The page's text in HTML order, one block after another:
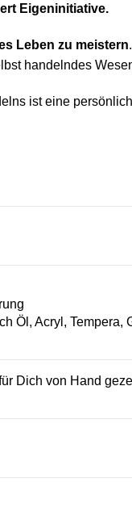
Eigeninitiative.
Leben zu meistern
handelndes
ist eine
Öl, Acryl, Tempera,
Dich von Hand